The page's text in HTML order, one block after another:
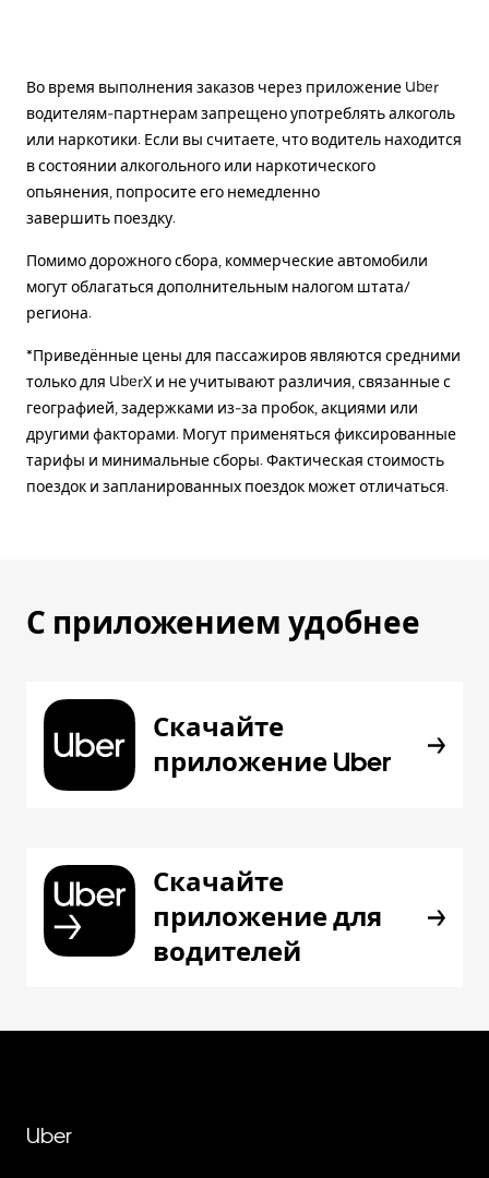
Во время выполнения заказов через приложение Uber
водителям-партнерам запрещено употреблять алкоголь
или наркотики. Если вы считаете, что водитель находится
в состоянии алкогольного или наркотического
опьянения, попросите его немедленно
завершить поездку.
Помимо дорожного сбора, коммерческие автомобили
могут облагаться дополнительным налогом штата/
региона.
*Приведённые цены для пассажиров являются средними
только для UberX и не учитывают различия, связанные с
географией, задержками из-за пробок, акциями или
другими факторами. Могут применяться фиксированные
тарифы и минимальные сборы. Фактическая стоимость
поездок и запланированных поездок может отличаться.
С приложением удобнее
Скачайте
приложение Uber
Скачайте
приложение для
водителей
Uber